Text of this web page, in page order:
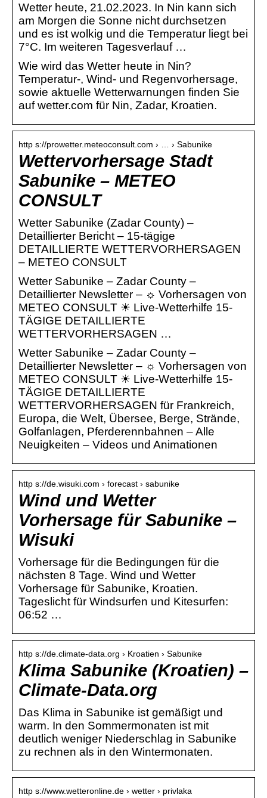
Wetter heute, 21.02.2023. In Nin kann sich
am Morgen die Sonne nicht durchsetzen
und es ist wolkig und die Temperatur liegt bei
7°C. Im weiteren Tagesverlauf …
Wie wird das Wetter heute in Nin?
Temperatur-, Wind- und Regenvorhersage,
sowie aktuelle Wetterwarnungen finden Sie
auf wetter.com für Nin, Zadar, Kroatien.
http s://prowetter.meteoconsult.com › … › Sabunike
Wettervorhersage Stadt
Sabunike – METEO
CONSULT
Wetter Sabunike (Zadar County) –
Detaillierter Bericht – 15-tägige
DETAILLIERTE WETTERVORHERSAGEN
– METEO CONSULT
Wetter Sabunike – Zadar County –
Detaillierter Newsletter – ☼ Vorhersagen von
METEO CONSULT ☀ Live-Wetterhilfe 15-
TÄGIGE DETAILLIERTE
WETTERVORHERSAGEN …
Wetter Sabunike – Zadar County –
Detaillierter Newsletter – ☼ Vorhersagen von
METEO CONSULT ☀ Live-Wetterhilfe 15-
TÄGIGE DETAILLIERTE
WETTERVORHERSAGEN für Frankreich,
Europa, die Welt, Übersee, Berge, Strände,
Golfanlagen, Pferderennbahnen – Alle
Neuigkeiten – Videos und Animationen
http s://de.wisuki.com › forecast › sabunike
Wind und Wetter
Vorhersage für Sabunike –
Wisuki
Vorhersage für die Bedingungen für die
nächsten 8 Tage. Wind und Wetter
Vorhersage für Sabunike, Kroatien.
Tageslicht für Windsurfen und Kitesurfen:
06:52 …
http s://de.climate-data.org › Kroatien › Sabunike
Klima Sabunike (Kroatien) –
Climate-Data.org
Das Klima in Sabunike ist gemäßigt und
warm. In den Sommermonaten ist mit
deutlich weniger Niederschlag in Sabunike
zu rechnen als in den Wintermonaten.
http s://www.wetteronline.de › wetter › privlaka